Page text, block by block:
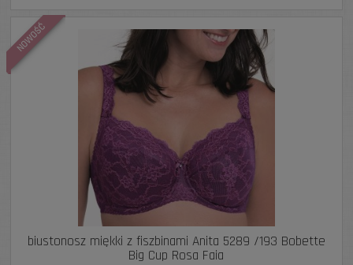
biustonosz miękki z fiszbinami Anita 5289 /193 Bobette
Big Cup Rosa Faia
NOWOŚĆ